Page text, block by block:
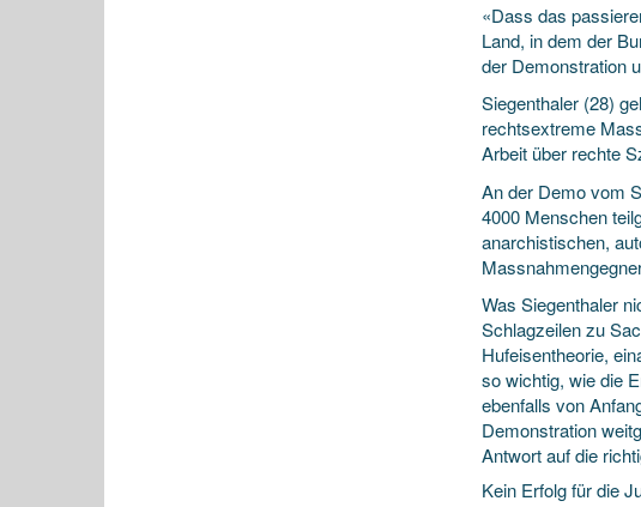
«Dass das
Land, in dem der
der Demonstration
Siegenthaler (28)
rechtsextreme
Arbeit über rechte
An der Demo vom
4000 Menschen
anarchistischen,
Was Siegenthaler
Schlagzeilen zu
Hufeisentheorie,
so wichtig, wie die
ebenfalls von
Demonstration
Antwort auf die
Kein Erfolg für die